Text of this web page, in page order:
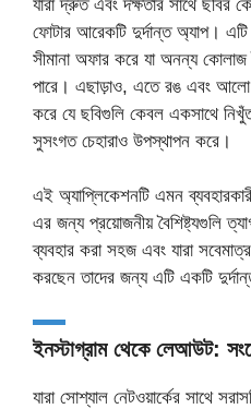
যারা দ্রুত এবং দক্ষতার সাথে ছবির
ফোটার আরেকটি দুর্দান্ত অ্যাপ।
সীমানা অফার করে যা অনন্য কোলাজ
পারে। এছাড়াও, এতে রঙ এবং আলো
করে যে ছবিগুলি কেবল একসাথে
সুসংগত চেহারাও উপস্থাপন করে।
এই অ্যাপ্লিকেশনটি এমন
এর জন্য প্রয়োজনীয় বৈশিষ্ট্যগুলি
ব্যবহার করা সহজ এবং যারা
করছেন তাদের জন্য এটি একটি
ইনস্টাগ্রাম থেকে লেআউট:
যারা সোশ্যাল নেটওয়ার্কের সাথে